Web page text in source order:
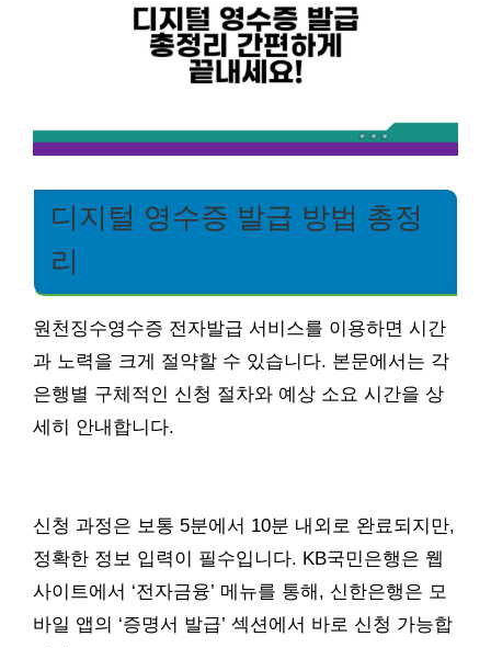
디지털 영수증 발급 방법 총정
리
원천징수영수증 전자발급 서비스를 이용하면 시간
과 노력을 크게 절약할 수 있습니다. 본문에서는 각
은행별 구체적인 신청 절차와 예상 소요 시간을 상
세히 안내합니다.
신청 과정은 보통 5분에서 10분 내외로 완료되지만,
정확한 정보 입력이 필수입니다. KB국민은행은 웹
사이트에서 ‘전자금융’ 메뉴를 통해, 신한은행은 모
바일 앱의 ‘증명서 발급’ 섹션에서 바로 신청 가능합